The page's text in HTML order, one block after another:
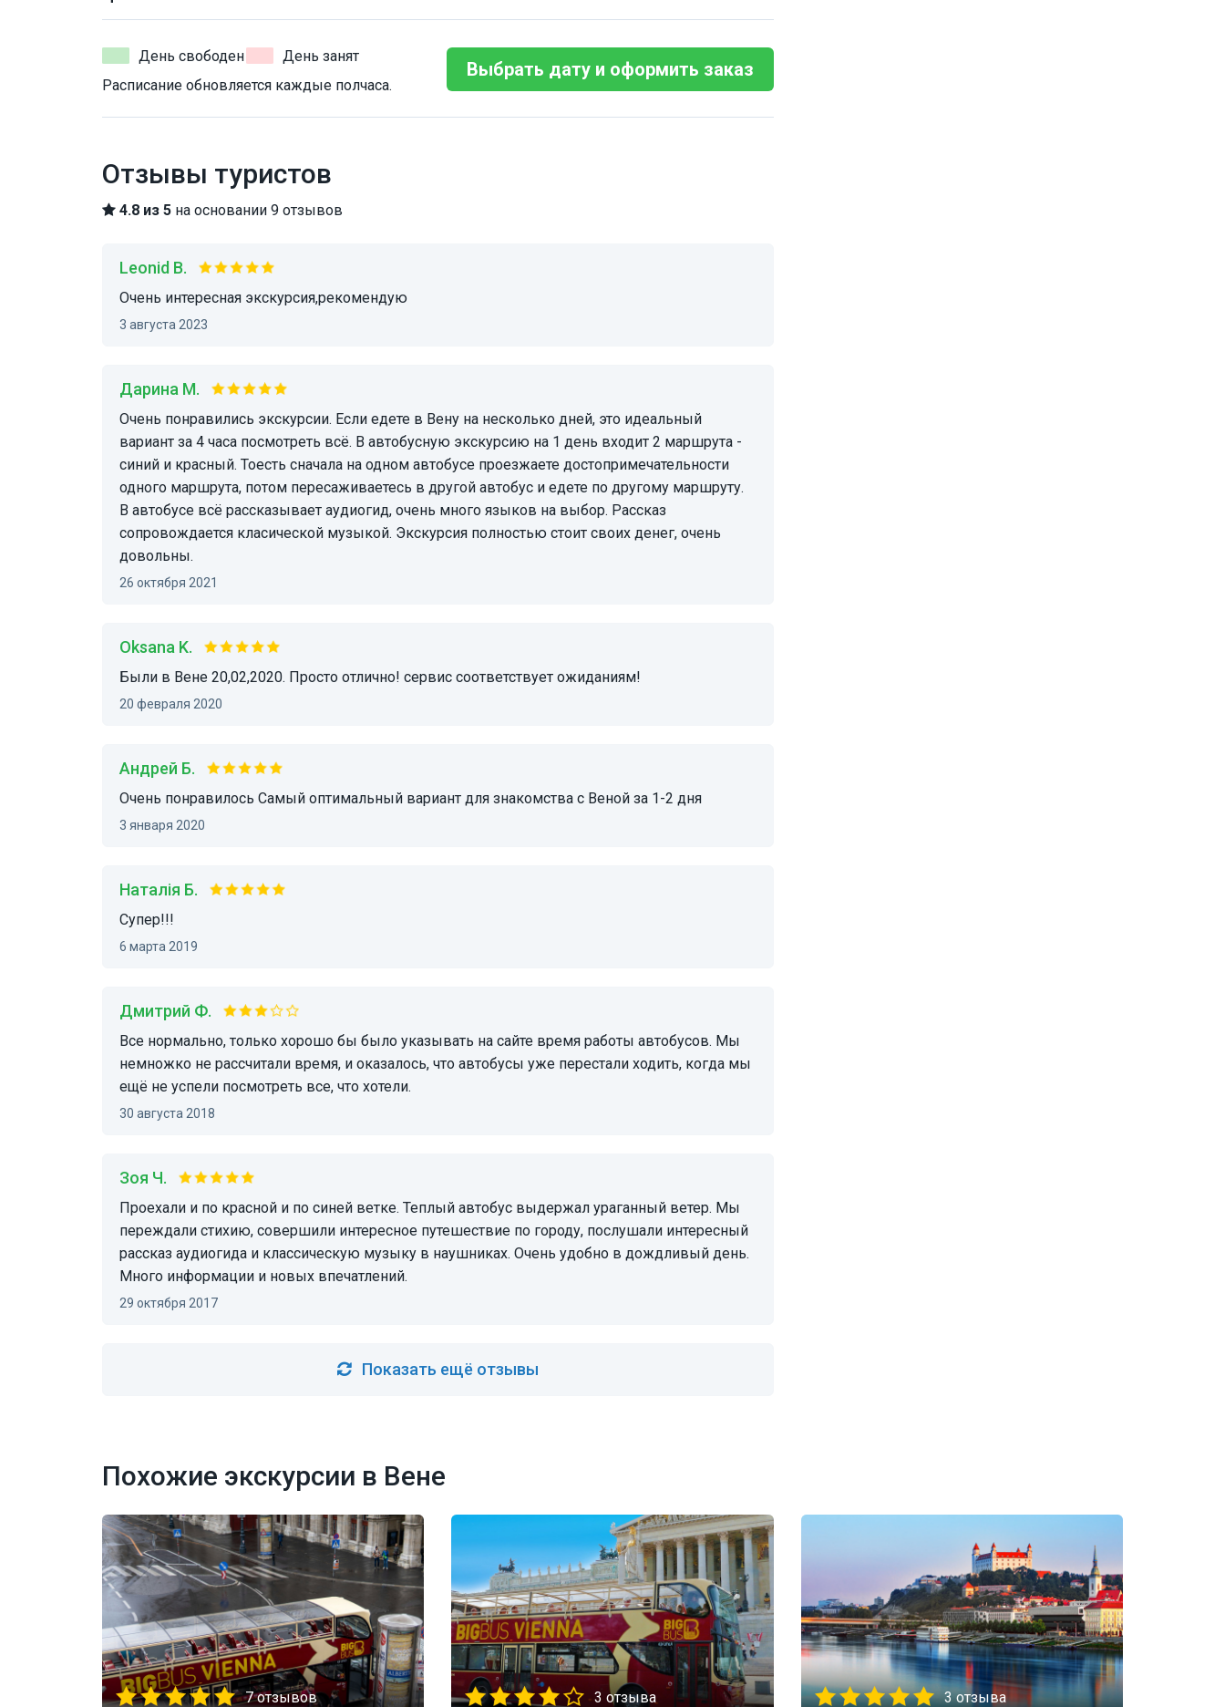
День свободен
День занят
Расписание обновляется каждые полчаса.
Выбрать дату и оформить заказ
Отзывы туристов
4.8 из 5 на основании 9 отзывов
Leonid B.
Очень интересная экскурсия,рекомендую
3 августа 2023
Дарина М.
Очень понравились экскурсии. Если едете в Вену на несколько дней, это идеальный
вариант за 4 часа посмотреть всё. В автобусную экскурсию на 1 день входит 2 маршрута -
синий и красный. Тоесть сначала на одном автобусе проезжаете достопримечательности
одного маршрута, потом пересаживаетесь в другой автобус и едете по другому маршруту.
В автобусе всё рассказывает аудиогид, очень много языков на выбор. Рассказ
сопровождается класической музыкой. Экскурсия полностью стоит своих денег, очень
довольны.
26 октября 2021
Oksana K.
были в Вене 20,02,2020. Просто отлично! сервис соответствует ожиданиям!
20 февраля 2020
Андрей Б.
Очень понравилось Самый оптимальный вариант для знакомства с Веной за 1-2 дня
3 января 2020
Наталія Б.
Супер!!!
6 марта 2019
Дмитрий Ф.
Все нормально, только хорошо бы было указывать на сайте время работы автобусов. Мы
немножко не рассчитали время, и оказалось, что автобусы уже перестали ходить, когда мы
ещё не успели посмотреть все, что хотели.
30 августа 2018
Зоя Ч.
Проехали и по красной и по синей ветке. Теплый автобус выдержал ураганный ветер. Мы
переждали стихию, совершили интересное путешествие по городу, послушали интересный
рассказ аудиогида и классическую музыку в наушниках. Очень удобно в дождливый день.
Много информации и новых впечатлений.
29 октября 2017
Показать ещё отзывы
Похожие экскурсии в Вене
7 отзывов 3 отзыва 3 отзыва